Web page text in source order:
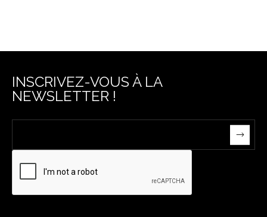
INSCRIVEZ-VOUS À LA
NEWSLETTER !